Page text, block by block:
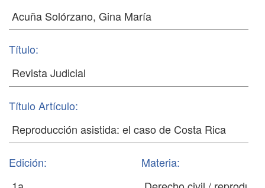
Título:
Título Artículo:
Edición: Materia: